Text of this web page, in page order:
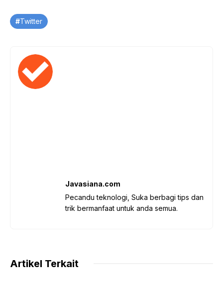
TagTwitter
Javasiana.com
Pecandu teknologi, Suka berbagi tips dan
trik bermanfaat untuk anda semua.
Artikel Terkait